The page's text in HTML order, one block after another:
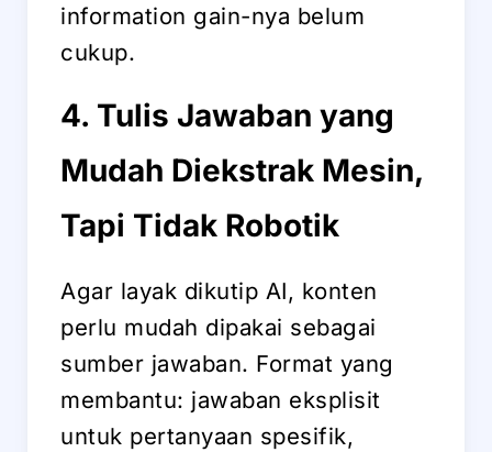
information gain-nya belum
cukup.
4. Tulis Jawaban yang
Mudah Diekstrak Mesin,
Tapi Tidak Robotik
Agar layak dikutip AI, konten
perlu mudah dipakai sebagai
sumber jawaban. Format yang
membantu: jawaban eksplisit
untuk pertanyaan spesifik,